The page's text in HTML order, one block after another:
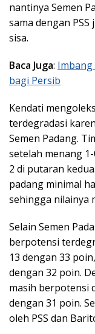
nantinya Semen
sama dengan
sisa.
Baca Juga: Imbang
bagi Persib
Kendati
terdegradasi
Semen Padang.
setelah menang
2 di putaran
padang minimal
sehingga nilainya
Selain Semen
berpotensi
13 dengan 33
dengan 32 poin.
masih berpotensi
dengan 31 poin.
oleh PSS dan